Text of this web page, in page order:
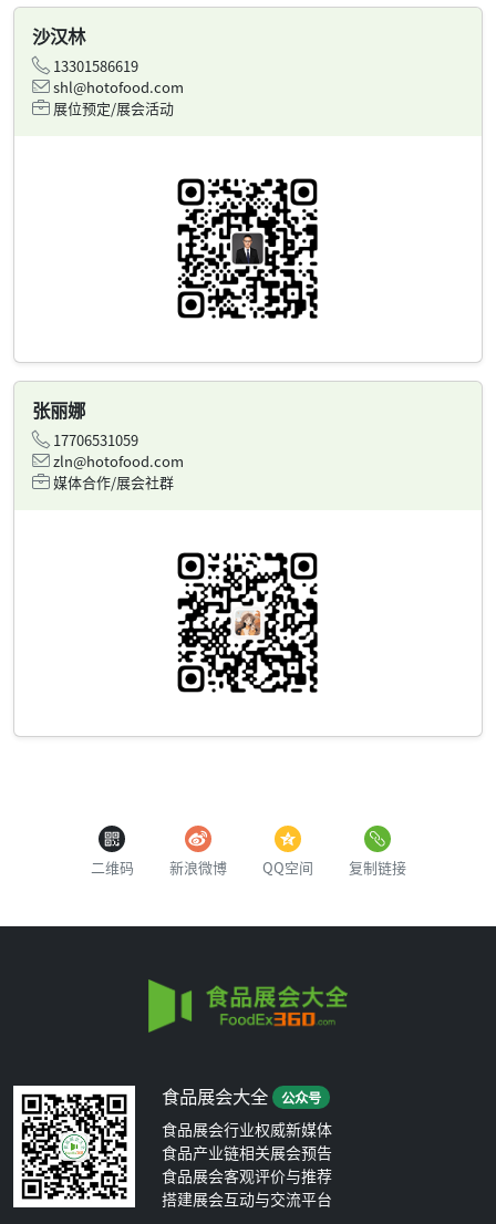
沙汉林
13301586619
shl@hotofood.com
展位预定/展会活动
张丽娜
17706531059
zln@hotofood.com
媒体合作/展会社群
二维码 新浪微博 QQ空间 复制链接
食品展会大全 公众号
食品展会行业权威新媒体
食品产业链相关展会预告
食品展会客观评价与推荐
搭建展会互动与交流平台